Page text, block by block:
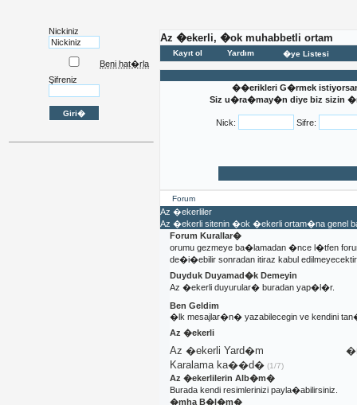
Nickiniz
Beni hat�rla
Şifreniz
Az �ekerli, �ok muhabbetli ortam
Kayıt ol Yardım �ye Listesi
��erikleri G�rmek
Siz u�ra�may�n diye biz sizin
Nick: Sifre:
Forum
Az �ekerliler
Az �ekerli sitenin �ok �ekerli ortam�na genel
Forum Kurallar�
orumu gezmeye ba�lamadan �nce l�tfen
de�i�ebilir sonradan itiraz kabul
Duyduk Duyamad�k Demeyin
Az �ekerli duyurular� buradan yap�l�r.
Ben Geldim
�lk mesajlar�n� yazabilecegin ve kendini
Az �ekerli
Az �ekerli Yard�m
Karalama ka��d�(1/7)
Az �ekerlilerin Alb�m�
Burada kendi resimlerinizi payla�abilirsiniz.
�mha B�l�m�